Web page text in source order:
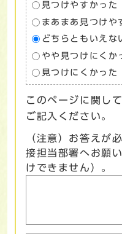
見つけやすかった
まあまあ見つけや
どちらともいえな
やや見つけにくか
見つけにくかった
このページに関し
ご記入ください。
（注意）お答えが
接担当部署へお願
けできません）。